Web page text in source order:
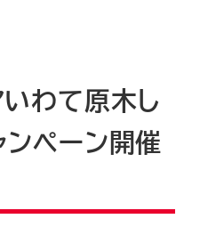
わて原木し
ペーン開催